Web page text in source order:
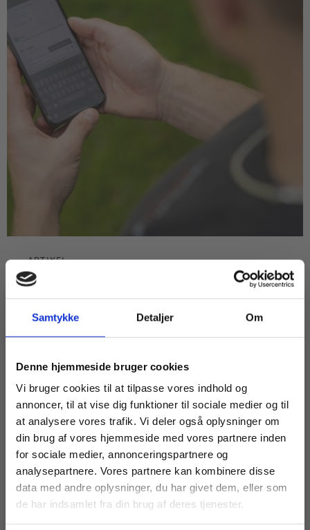
Samtykke Detaljer Om
Denne hjemmeside bruger cookies
Vi bruger cookies til at tilpasse vores indhold og
annoncer, til at vise dig funktioner til sociale medier og til
at analysere vores trafik. Vi deler også oplysninger om
din brug af vores hjemmeside med vores partnere inden
for sociale medier, annonceringspartnere og
analysepartnere. Vores partnere kan kombinere disse
data med andre oplysninger, du har givet dem, eller som
de har indsamlet fra din brug af deres tjenester.
ARTIKEL
En AI-revolution inden for læring:
'Klassens nørd' ændrer
læringsmaterialer
ELEVPERSPEKTIV KUNSTIG INTELLIGENS
Køb læremidler og find masterclasses mm.
Fortsæt som:
For privatkunder og
studerende. Du får
vist priser inkl.
For institutioner og
virksomheder. Du
får vist priser ekskl.